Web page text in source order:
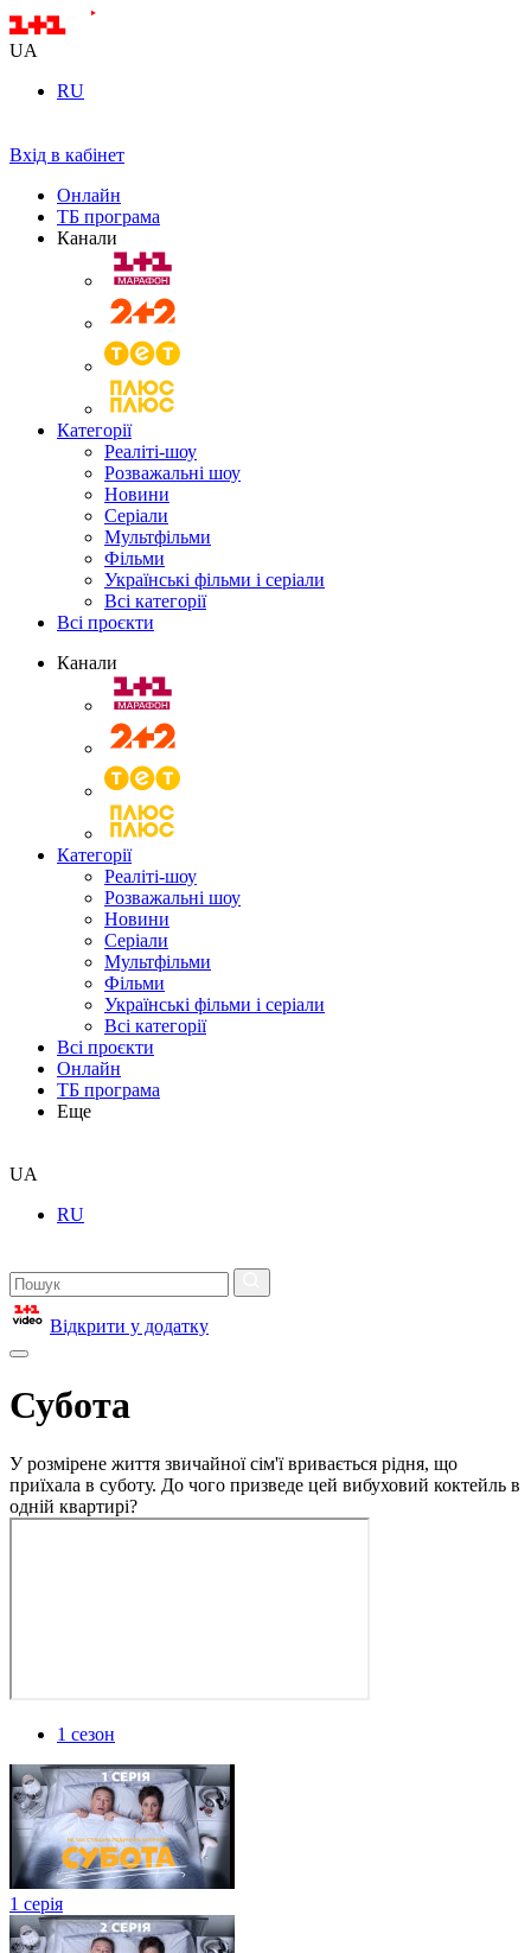
UA
RU
Вхід в кабінет
Онлайн
ТБ програма
Канали
Категорії
Реаліті-шоу
Розважальні шоу
Новини
Серіали
Мультфільми
Фільми
Українські фільми і серіали
Всі категорії
Всі проєкти
Канали
Категорії
Реаліті-шоу
Розважальні шоу
Новини
Серіали
Мультфільми
Фільми
Українські фільми і серіали
Всі категорії
Всі проєкти
Онлайн
ТБ програма
Еще
UA
RU
Відкрити у додатку
Субота
У розмірене життя звичайної сім'ї вривається рідня, що
приїхала в суботу. До чого призведе цей вибуховий коктейль в
одній квартирі?
1 сезон
1 серія